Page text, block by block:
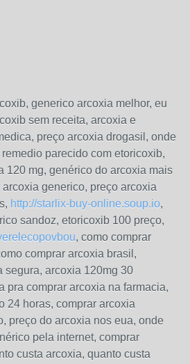
generico arcoxia melhor, eu
sem receita, arcoxia e
preço arcoxia drogasil, onde
parecido com etoricoxib,
120 mg, genérico do arcoxia mais
generico, preço arcoxia
http://starlix-buy-online.soup.io,
sandoz, etoricoxib 100 preço,
, como comprar
comprar arcoxia brasil,
segura, arcoxia 120mg 30
pra comprar arcoxia na farmacia,
24 horas, comprar arcoxia
preço do arcoxia nos eua, onde
pela internet, comprar
custa arcoxia, quanto custa